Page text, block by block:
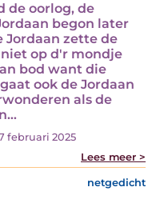
de oorlog, de
begon later
Jordaan zette de
op d'r mondje
bod want die
ook de Jordaan
als de
februari 2025
Lees meer >
netgedicht